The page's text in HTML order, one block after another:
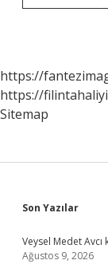
https://
https://
Sitemap
Son Yazılar
Veysel Medet Avcı
Ağustos 9, 2026